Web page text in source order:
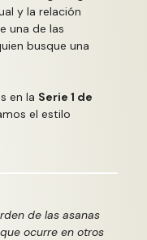
y la relación
una de las
busque una
en la Serie 1 de
el estilo
de las asanas
ocurre en otros